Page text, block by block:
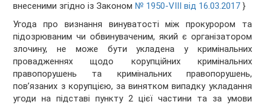
внесеними згідно із Законом № 1950-VIII від 16.03.2017 }
Угода про визнання винуватості між прокурором та
підозрюваним чи обвинуваченим, який є організатором
злочину, не може бути укладена у кримінальних
провадженнях щодо корупційних кримінальних
правопорушень та кримінальних правопорушень,
пов’язаних з корупцією, за винятком випадку укладання
угоди на підставі пункту 2 цієї частини та за умови